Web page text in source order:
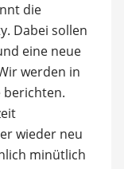
die
Dabei sollen
eine neue
werden in
berichten.
wieder neu
minütlich